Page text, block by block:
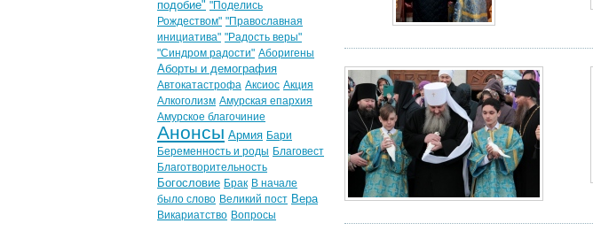
подобие" "Поделись
Рождеством" "Православная
инициатива" "Радость веры"
"Синдром радости" Аборигены
Аборты и демография
Автокатастрофа Аксиос Акция
Алкоголизм Амурская епархия
Амурское благочиние
Анонсы Армия Бари
Беременность и роды Благовест
Благотворительность
Богословие Брак В начале
было слово Великий пост Вера
Викариатство Вопросы